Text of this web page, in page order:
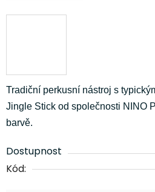
Tradiční perkusní nástroj s
Jingle Stick od společnosti NINO
barvě.
Dostupnost
Kód: